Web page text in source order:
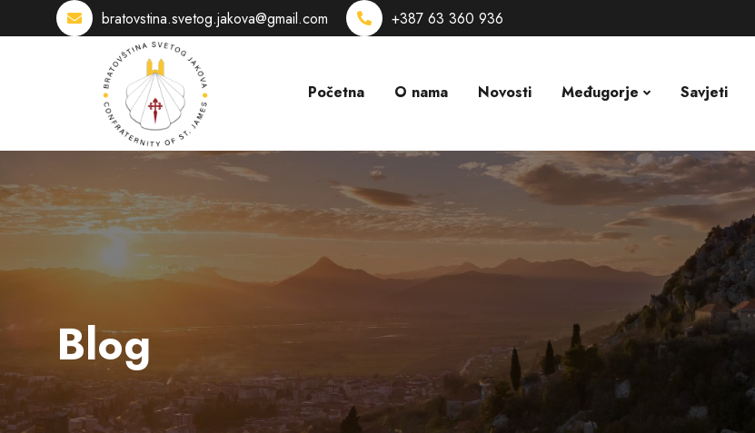
bratovstina.svetog.jakova@gmail.com +387 63 360 936
Početna O nama Novosti Međugorje Savjeti
Blog